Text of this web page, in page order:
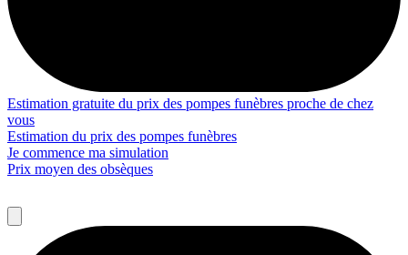
Estimation gratuite du prix des pompes funèbres proche de chez
vous
Estimation du prix des pompes funèbres
Je commence ma simulation
Prix moyen des obsèques